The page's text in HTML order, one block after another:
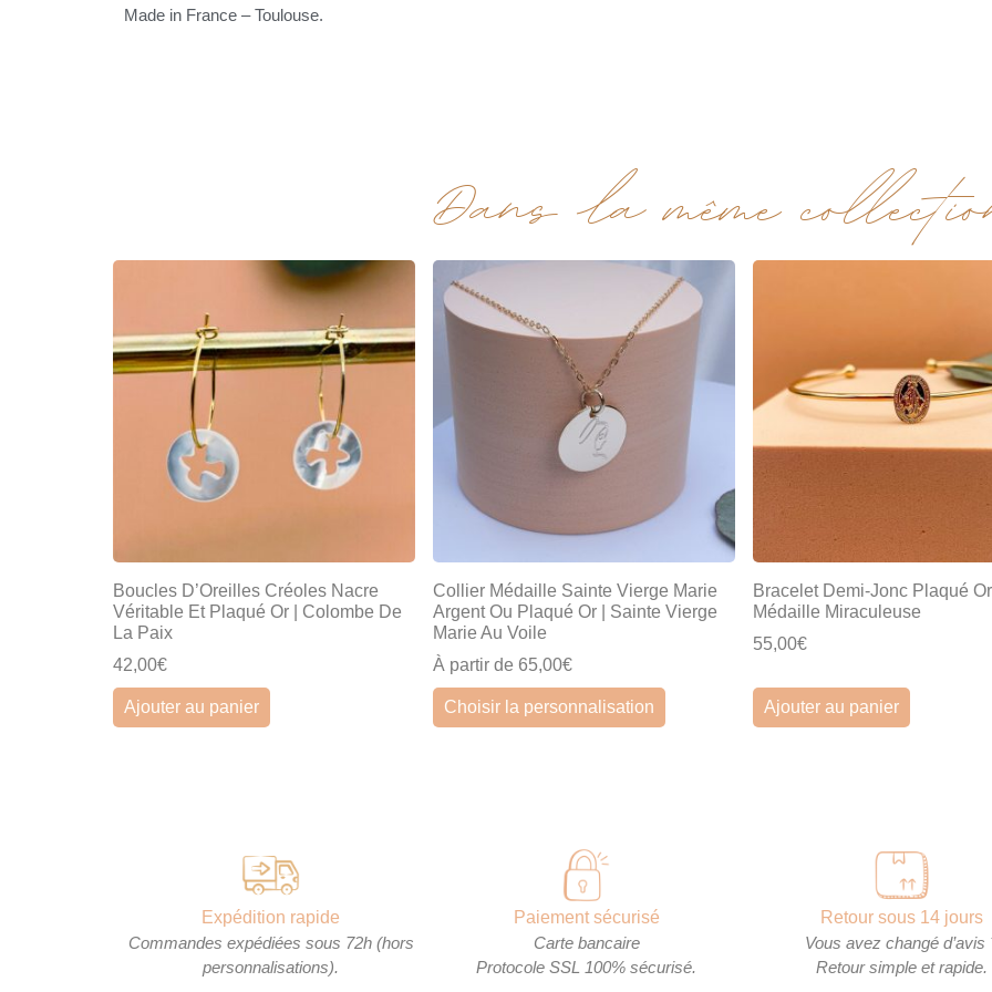
Made in France – Toulouse.
Dans la même
Boucles D’Oreilles Créoles Nacre
Véritable Et Plaqué Or | Colombe De
La Paix
42,00€
Ajouter au panier
Collier Médaille Sainte Vierge Marie
Argent Ou Plaqué Or | Sainte Vierge
Marie Au Voile
À partir de 65,00€
Choisir la personnalisation
Bracelet Demi-Jonc Plaqué
Médaille Miraculeuse
55,00€
Ajouter au panier
Expédition rapide
Commandes expédiées sous 72h (hors
personnalisations).
Paiement sécurisé
Carte bancaire
Protocole SSL 100% sécurisé.
Retour sous 14 jours
Vous avez changé d’avis
Retour simple et rapide.